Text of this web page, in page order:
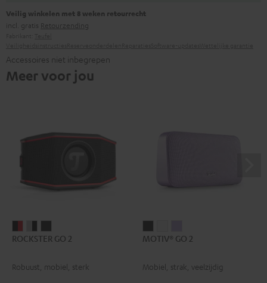
Veilig winkelen met 8 weken retourrecht
incl. gratis Retourzending
Accessoires niet inbegrepen
Meer voor jou
GO
Zwart
GO
Gray
GO
Night
ROCKSTER GO 2
Robuust, mobiel, sterk
GO
Night
GO
Silver
GO
Soft
MOTIV® GO 2
Mobiel, strak, veelzijdig